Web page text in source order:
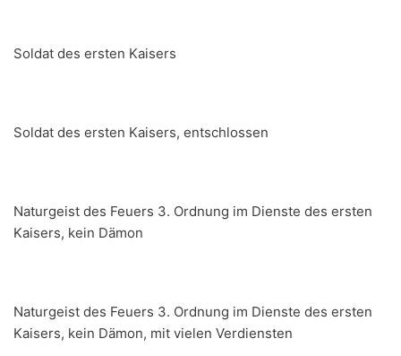
Soldat des ersten Kaisers
Soldat des ersten Kaisers, entschlossen
Naturgeist des Feuers 3. Ordnung im Dienste des ersten
Kaisers, kein Dämon
Naturgeist des Feuers 3. Ordnung im Dienste des ersten
Kaisers, kein Dämon, mit vielen Verdiensten